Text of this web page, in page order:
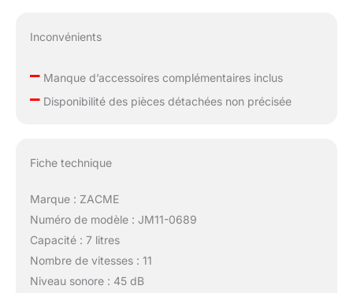
professionnelle：2 ans
garantis. Si vous
parfaite.
Inconvénients
–Manque d’accessoires complémentaires inclus
–Disponibilité des pièces détachées non précisée
Fiche technique
Marque : ZACME
Numéro de modèle : JM11-0689
Capacité : 7 litres
Nombre de vitesses : 11
Niveau sonore : 45 dB